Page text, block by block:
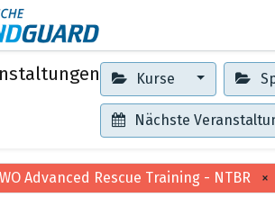
Kurse
Nächste
Advanced Rescue Training - NTBR ×